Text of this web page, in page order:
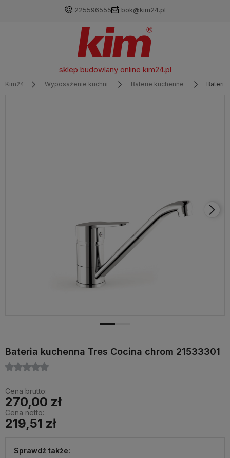
225596555 bok@kim24.pl
sklep budowlany online kim24.pl
Kim24 Wyposażenie kuchni Baterie kuchenne Bateria
Bateria kuchenna Tres Cocina chrom 21533301
Cena brutto:
270,00 zł
Cena netto:
219,51 zł
Sprawdź także: